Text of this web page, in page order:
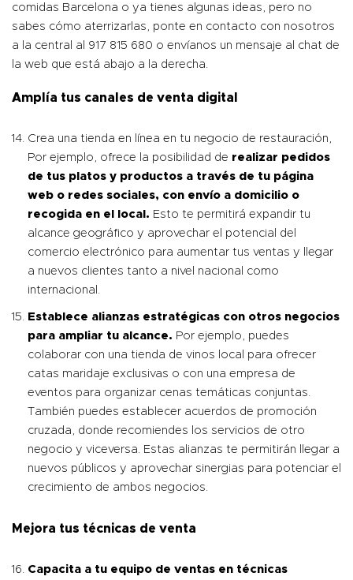
comidas Barcelona o ya tienes algunas ideas, pero no
sabes cómo aterrizarlas, ponte en contacto con nosotros
a la central al 917 815 680 o envíanos un mensaje al chat de
la web que está abajo a la derecha.
Amplía tus canales de venta digital
Crea una tienda en línea en tu negocio de restauración,
Por ejemplo, ofrece la posibilidad de realizar pedidos
de tus platos y productos a través de tu página
web o redes sociales, con envío a domicilio o
recogida en el local. Esto te permitirá expandir tu
alcance geográfico y aprovechar el potencial del
comercio electrónico para aumentar tus ventas y llegar
a nuevos clientes tanto a nivel nacional como
internacional.
Establece alianzas estratégicas con otros negocios
para ampliar tu alcance. Por ejemplo, puedes
colaborar con una tienda de vinos local para ofrecer
catas maridaje exclusivas o con una empresa de
eventos para organizar cenas temáticas conjuntas.
También puedes establecer acuerdos de promoción
cruzada, donde recomiendes los servicios de otro
negocio y viceversa. Estas alianzas te permitirán llegar a
nuevos públicos y aprovechar sinergias para potenciar el
crecimiento de ambos negocios.
Mejora tus técnicas de venta
Capacita a tu equipo de ventas en técnicas